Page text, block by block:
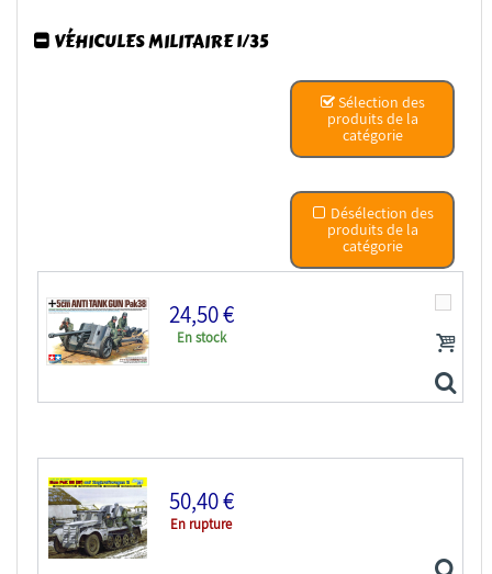
VÉHICULES MILITAIRE 1/35
Sélection des
produits de la
catégorie
Désélection des
produits de la
catégorie
24,50 €
En stock
TAMIYA maquette militaire 35392 Canon antichar...
50,40 €
En rupture